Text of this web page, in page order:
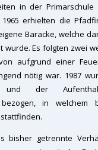
in der
erhielten die
Baracke, welche
wurde. Es folgten zwei
aufgrund einer
nötig war. 1987
und der
bezogen, in welchem
bisher getrennte